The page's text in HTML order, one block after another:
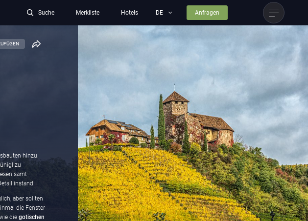
Suche Merkliste Hotels Anfragen
hinzu.
zu
samt
instand.
aber sollten
die Fenster
die gotischen